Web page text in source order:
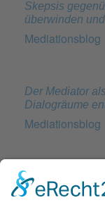
Skepsis
überwinden
Mediationsblog
Der Mediator
Dialogräume
Mediationsblog
BATNA,
erfolgreicher